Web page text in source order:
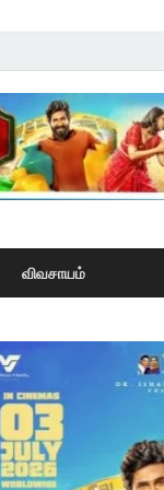
விவசாயம்